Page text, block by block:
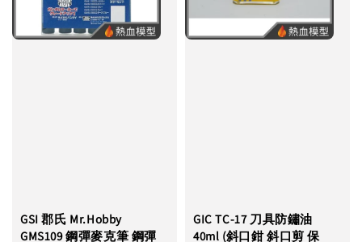
GSI 郡氏 Mr.Hobby
GMS109 鋼彈麥克筆 鋼彈
GIC TC-17 刀具防鏽油
40ml (斜口鉗 斜口剪 保